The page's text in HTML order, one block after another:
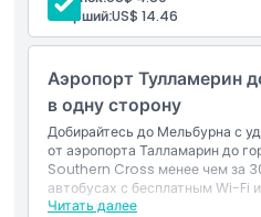
Часы работы
Вещи, которые нужно знать
Начальная конечная точка
Политика отмены
БЕСПЛАТНЫЙ Wi-Fi на борту
Старший:US$ 14.46
Аэропорт Тулламерин
в одну сторону
Добирайтесь до Мельбурна с
от аэропорта Талламарин до
Southern Cross менее чем за
автобусах с бесплатным Wi-Fi
пересадками.
Читать далее